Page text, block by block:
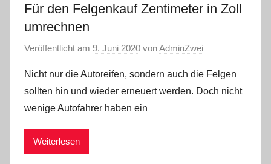
Für den Felgenkauf Zentimeter in Zoll
umrechnen
Veröffentlicht am 9. Juni 2020 vonAdminZwei
Nicht nur die Autoreifen, sondern auch die Felgen
sollten hin und wieder erneuert werden. Doch nicht
wenige Autofahrer haben ein
Weiterlesen